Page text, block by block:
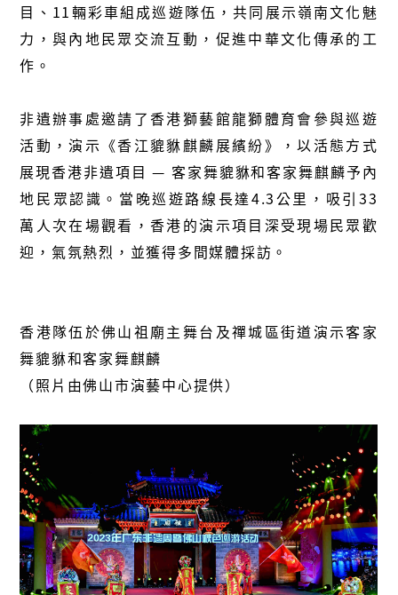
目、11輛彩車組成巡遊隊伍，共同展示嶺南文化魅
力，與內地民眾交流互動，促進中華文化傳承的工
作。
非遺辦事處邀請了香港獅藝館龍獅體育會參與巡遊
活動，演示《香江貔貅麒麟展繽紛》，以活態方式
展現香港非遺項目 — 客家舞貔貅和客家舞麒麟予內
地民眾認識。當晚巡遊路線長達4.3公里，吸引33
萬人次在場觀看，香港的演示項目深受現場民眾歡
迎，氣氛熱烈，並獲得多間媒體採訪。
香港隊伍於佛山祖廟主舞台及禪城區街道演示客家
舞貔貅和客家舞麒麟
（照片由佛山市演藝中心提供）